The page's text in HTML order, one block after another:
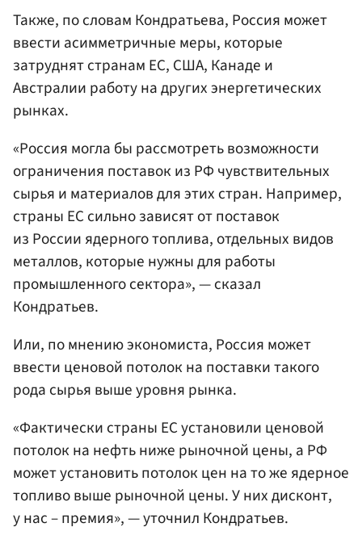
Также, по словам Кондратьева, Россия может
ввести асимметричные меры, которые
затруднят странам ЕС, США, Канаде и
Австралии работу на других энергетических
рынках.
«Россия могла бы рассмотреть возможности
ограничения поставок из РФ чувствительных
сырья и материалов для этих стран. Например,
страны ЕС сильно зависят от поставок
из России ядерного топлива, отдельных видов
металлов, которые нужны для работы
промышленного сектора», — сказал
Кондратьев.
Или, по мнению экономиста, Россия может
ввести ценовой потолок на поставки такого
рода сырья выше уровня рынка.
«Фактически страны ЕС установили ценовой
потолок на нефть ниже рыночной цены, а РФ
может установить потолок цен на то же ядерное
топливо выше рыночной цены. У них дисконт,
у нас – премия», — уточнил Кондратьев.